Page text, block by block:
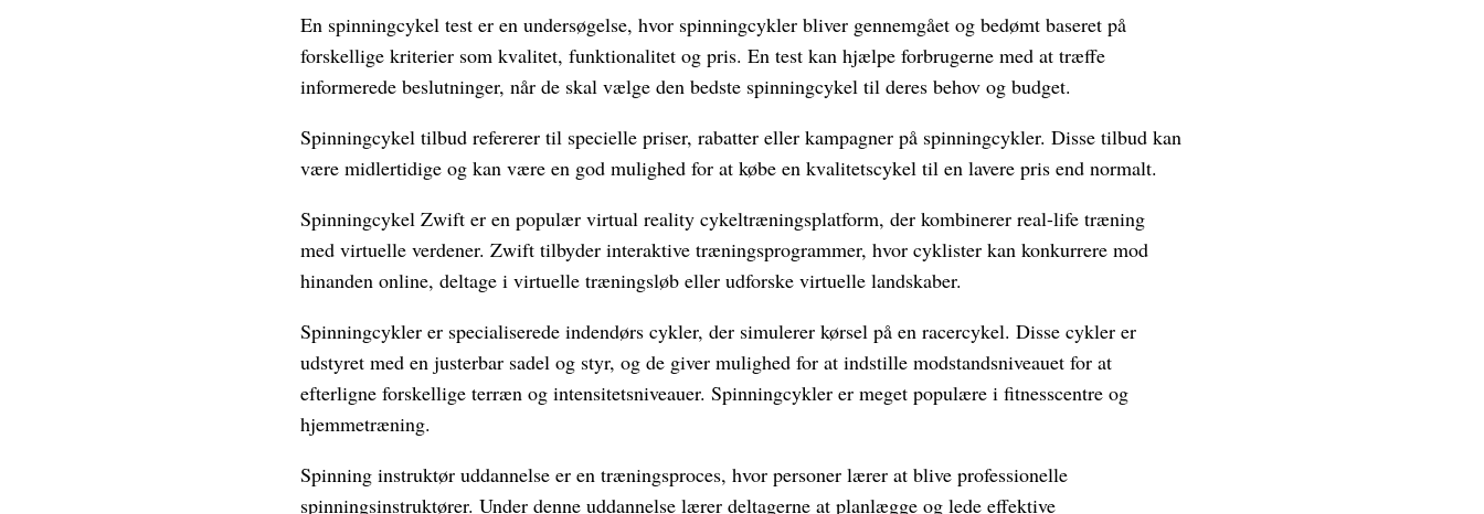
En spinningcykel test er en undersøgelse, hvor spinningcykler bliver gennemgået og bedømt baseret på
forskellige kriterier som kvalitet, funktionalitet og pris. En test kan hjælpe forbrugerne med at træffe
informerede beslutninger, når de skal vælge den bedste spinningcykel til deres behov og budget.
Spinningcykel tilbud refererer til specielle priser, rabatter eller kampagner på spinningcykler. Disse tilbud kan
være midlertidige og kan være en god mulighed for at købe en kvalitetscykel til en lavere pris end normalt.
Spinningcykel Zwift er en populær virtual reality cykeltræningsplatform, der kombinerer real-life træning
med virtuelle verdener. Zwift tilbyder interaktive træningsprogrammer, hvor cyklister kan konkurrere mod
hinanden online, deltage i virtuelle træningsløb eller udforske virtuelle landskaber.
Spinningcykler er specialiserede indendørs cykler, der simulerer kørsel på en racercykel. Disse cykler er
udstyret med en justerbar sadel og styr, og de giver mulighed for at indstille modstandsniveauet for at
efterligne forskellige terræn og intensitetsniveauer. Spinningcykler er meget populære i fitnesscentre og
hjemmetræning.
Spinning instruktør uddannelse er en træningsproces, hvor personer lærer at blive professionelle
spinningsinstruktører. Under denne uddannelse lærer deltagerne at planlægge og lede effektive